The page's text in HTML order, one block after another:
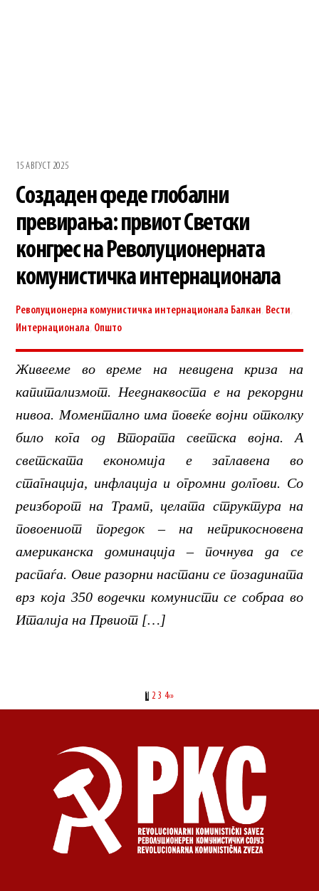
15 АВГУСТ 2025
Создаден среде глобални
превирања: првиот Светски
конгрес на Револуционерната
комунистичка интернационала
Револуционерна комунистичка интернационала Балкан Вести
Интернационала Општо
Живееме во време на невидена криза на
капитализмот. Нееднаквоста е на рекордни
нивоа. Моментално има повеќе војни отколку
било кога од Втората светска војна. А
светската економија е заглавена во
стагнација, инфлација и огромни долгови. Со
реизборот на Трамп, целата структура на
повоениот поредок – на неприкосновена
американска доминација – почнува да се
распаѓа. Овие разорни настани се позадината
врз која 350 водечки комунисти се собраа во
Италија на Првиот […]
1 2 3 4›»